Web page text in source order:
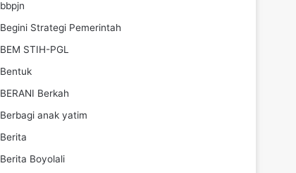
bbpjn
Begini Strategi Pemerintah
BEM STIH-PGL
Bentuk
BERANI Berkah
Berbagi anak yatim
Berita
Berita Boyolali